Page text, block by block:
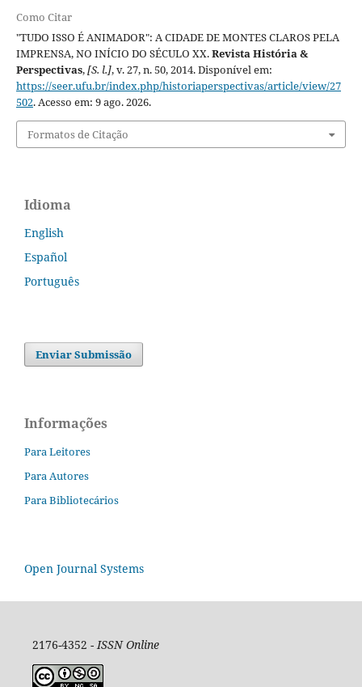
Como Citar
"TUDO ISSO É ANIMADOR": A CIDADE DE MONTES CLAROS PELA
IMPRENSA, NO INÍCIO DO SÉCULO XX.Revista História &
Perspectivas,[S. l.], v. 27, n. 50, 2014. Disponível em:
https://seer.ufu.br/index.php/historiaperspectivas/article/view/27
502. Acesso em: 9 ago. 2026.
Formatos de Citação
Idioma
English
Español
Português
Enviar Submissão
Informações
Para Leitores
Para Autores
Para Bibliotecários
Open Journal Systems
2176-4352 -ISSN Online